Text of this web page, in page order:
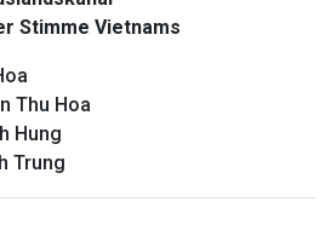
Stimme Vietnams
Thu Hoa
Hung
Trung